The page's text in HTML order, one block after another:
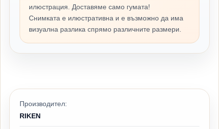
илюстрация. Доставяме само гумата!
Снимката е илюстративна и е възможно да има
визуална разлика спрямо различните размери.
Производител:
RIKEN